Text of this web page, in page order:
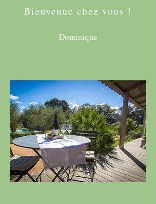
Bienvenue chez vous !
Dominique